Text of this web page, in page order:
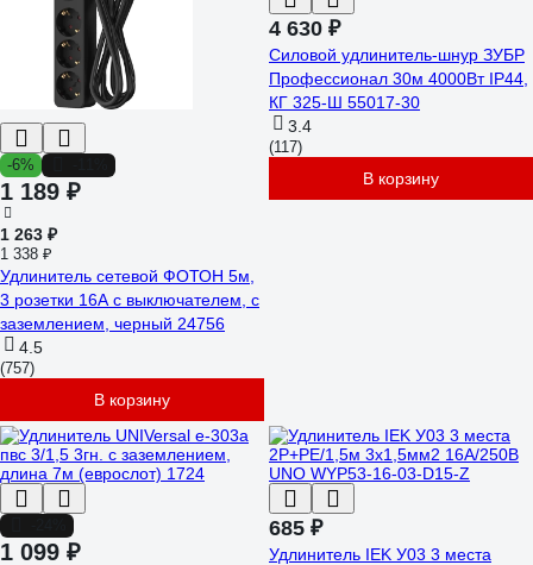
-6%
1 189 ₽
1 263 ₽
1 338 ₽
Удлинитель сетевой ФОТОН 5м,
3 розетки 16А с выключателем, с
заземлением, черный 24756
4.5
(757)
В корзину
4 630 ₽
Силовой удлинитель-шнур ЗУБР
Профессионал 30м 4000Вт IP44,
КГ 325-Ш 55017-30
3.4
(117)
В корзину
1 099 ₽
685 ₽
Удлинитель IEK У03 3 места